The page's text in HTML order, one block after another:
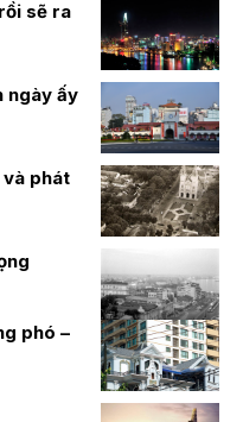
sẽ ra
ngày ấy
và phát
phó –